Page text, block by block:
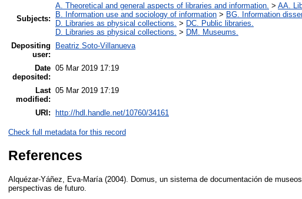
Subjects:
A. Theoretical and general aspects of libraries and information. > AA.
B. Information use and sociology of information > BG. Information
D. Libraries as physical collections. > DC. Public libraries.
D. Libraries as physical collections. > DM. Museums.
Depositing
user:
Beatriz Soto-Villanueva
Date
deposited:
05 Mar 2019 17:19
Last
modified:
05 Mar 2019 17:19
URI: http://hdl.handle.net/10760/34161
Check full metadata for this record
References
Alquézar-Yáñez, Eva-María (2004). Domus, un sistema de documentación de
perspectivas de futuro.